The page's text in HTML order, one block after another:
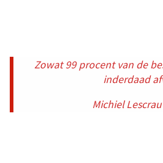
Zowat 99 procent van de
inderdaad
Michiel